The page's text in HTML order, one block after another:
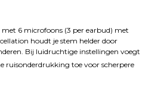
met 6 microfoons (3 per earbud) met
houdt je stem helder door
Bij luidruchtige instellingen voegt
ruisonderdrukking toe voor scherpere